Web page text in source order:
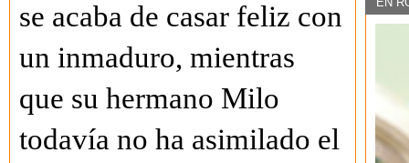
se acaba de casar feliz con
un inmaduro, mientras
que su hermano Milo
todavía no ha asimilado el